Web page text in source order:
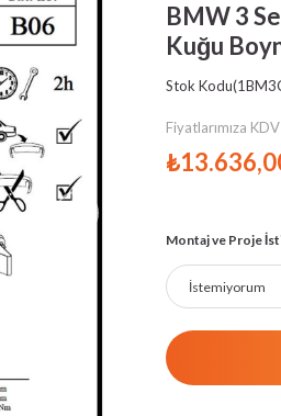
›
BMW 3
Kuğu
Stok Kodu
Fiyatlarımıza
Montaj ve Proje